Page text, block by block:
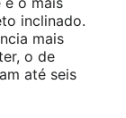
inclinado.
mais
o de
até seis